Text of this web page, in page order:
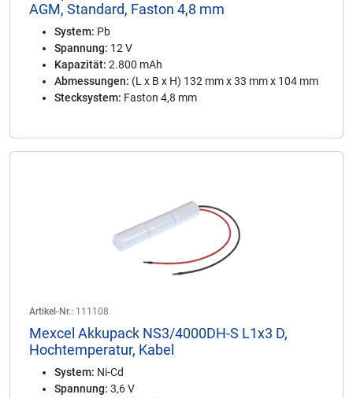
AGM, Standard, Faston 4,8 mm
System: Pb
Spannung: 12 V
Kapazität: 2.800 mAh
Abmessungen: (L x B x H) 132 mm x 33 mm x 104 mm
Stecksystem: Faston 4,8 mm
Artikel-Nr.: 111108
Mexcel Akkupack NS3/4000DH-S L1x3 D,
Hochtemperatur, Kabel
System: Ni-Cd
Spannung: 3,6 V